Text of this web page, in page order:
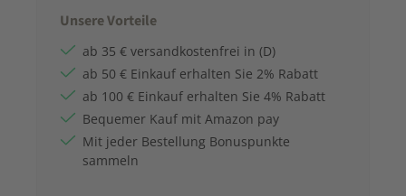
Unsere Vorteile
ab 35 € versandkostenfrei in (D)
ab 50 € Einkauf erhalten Sie 2% Rabatt
ab 100 € Einkauf erhalten Sie 4% Rabatt
Bequemer Kauf mit Amazon pay
Mit jeder Bestellung Bonuspunkte
sammeln